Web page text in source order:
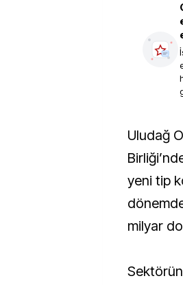
Uludağ Otomotiv Endüstrisi İhracatçıları
yeni tip
milyar